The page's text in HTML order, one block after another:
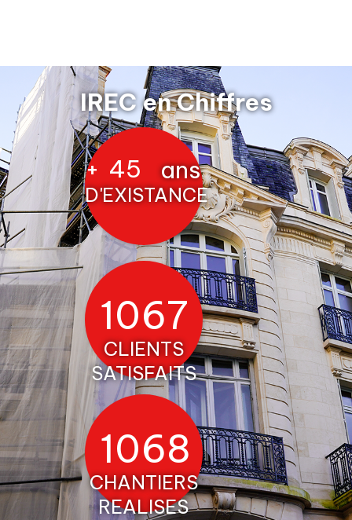
IREC en Chiffres
+ 45 ans
D'EXISTANCE
1204
CLIENTS
SATISFAITS
1204
CHANTIERS
REALISES